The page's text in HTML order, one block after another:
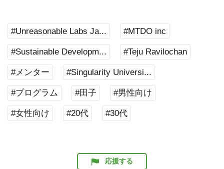
#Unreasonable Labs Ja... #MTDO inc
#Sustainable Developm... #Teju Ravilochan
#メンター #Singularity Universi...
#プログラム #田子 #男性向け
#女性向け #20代 #30代
応援する